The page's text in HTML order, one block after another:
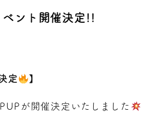
ント開催決定!!
定 】
が開催決定いたしました